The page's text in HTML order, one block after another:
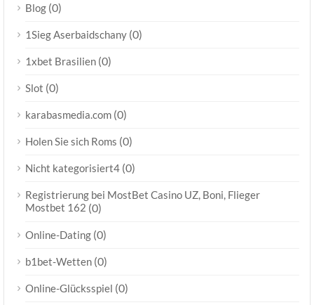
Blog (0)
1Sieg Aserbaidschany (0)
1xbet Brasilien (0)
Slot (0)
karabasmedia.com (0)
Holen Sie sich Roms (0)
Nicht kategorisiert4 (0)
Registrierung bei MostBet Casino UZ, Boni, Flieger
Mostbet 162 (0)
Online-Dating (0)
b1bet-Wetten (0)
Online-Glücksspiel (0)